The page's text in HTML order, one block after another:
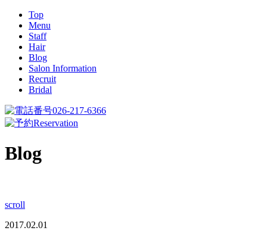
Top
Menu
Staff
Hair
Blog
Salon Information
Recruit
Bridal
026-217-6366
Reservation
Blog
scroll
2017.02.01